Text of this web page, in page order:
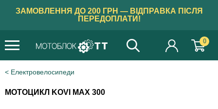
ЗАМОВЛЕННЯ ДО 200 ГРН — ВІДПРАВКА ПІСЛЯ
ПЕРЕДОПЛАТИ!
0
Електровелосипеди
МОТОЦИКЛ KOVI MAX 300